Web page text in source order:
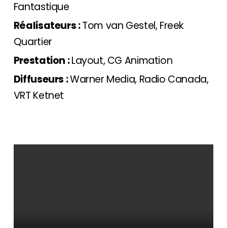
Fantastique
Réalisateurs :Tom van Gestel, Freek
Quartier
Prestation :Layout, CG Animation
Diffuseurs :Warner Media, Radio Canada,
VRT Ketnet